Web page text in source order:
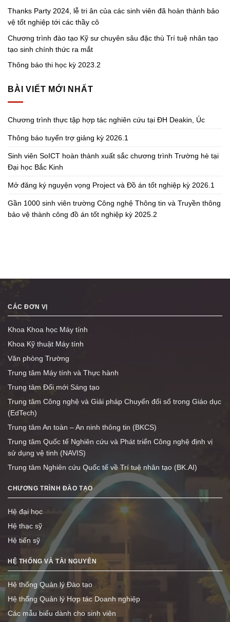
Thanks Party 2024, lễ tri ân của các sinh viên đã hoàn thành bảo
vệ tốt nghiệp tới các thầy cô
Chương trình đào tạo Kỹ sư chuyên sâu đặc thù Trí tuệ nhân tạo
tạo sinh chính thức ra mắt
Thông báo thi học kỳ 2023.2
BÀI VIẾT MỚI NHẤT
Chương trình thực tập hợp tác nghiên cứu tại ĐH Deakin, Úc
Thông báo tuyển trợ giảng kỳ 2026.1
Sinh viên SoICT hoàn thành xuất sắc chương trình Trường hè tại
Đại học Bắc Kinh
Mở đăng ký nguyện vọng Project và Đồ án tốt nghiệp kỳ 2026.1
Gần 1000 sinh viên trường Công nghệ Thông tin và Truyền thông
bảo vệ thành công đồ án tốt nghiệp kỳ 2025.2
CÁC ĐƠN VỊ
Khoa Khoa học Máy tính
Khoa Kỹ thuật Máy tính
Văn phòng Trường
Trung tâm Máy tính và Thực hành
Trung tâm Đổi mới Sáng tạo
Trung tâm Công nghệ và Giải pháp Chuyển đổi số trong Giáo dục
(EdTech)
Trung tâm An toàn – An ninh thông tin (BKCS)
Trung tâm Quốc tế Nghiên cứu và Phát triển Công nghệ định vị
sử dụng vệ tinh (NAVIS)
Trung tâm Nghiên cứu Quốc tế về Trí tuệ nhân tạo (BK.AI)
CHƯƠNG TRÌNH ĐÀO TẠO
Hệ đại học
Hệ thạc sỹ
Hệ tiến sỹ
HỆ THỐNG VÀ TÀI NGUYÊN
Hệ thống Quản lý Đào tạo
Hệ thống Quản lý Hợp tác Doanh nghiệp
Các mẫu biểu dành cho sinh viên